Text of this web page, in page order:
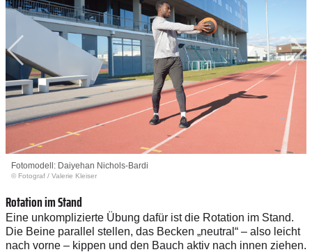
Fotomodell: Daiyehan Nichols-Bardi
© Fotograf / Valerie Kleiser
Rotation im Stand
Eine unkomplizierte Übung dafür ist die Rotation im Stand.
Die Beine parallel stellen, das Becken „neutral“ – also leicht
nach vorne – kippen und den Bauch aktiv nach innen ziehen.